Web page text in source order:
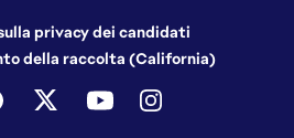
privacy dei candidati
della raccolta (California)